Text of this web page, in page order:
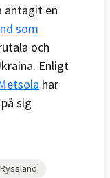
antagit en
som
och
Enligt
har
sig
Ryssland